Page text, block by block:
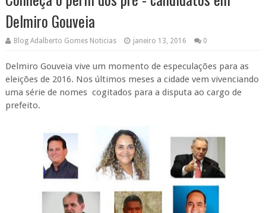
Delmiro Gouveia
Blog Adalberto Gomes Noticias janeiro 13, 2016 0
Delmiro Gouveia vive um momento de especulações para as
eleições de 2016. Nos últimos meses a cidade vem vivenciando
uma série de nomes cogitados para a disputa ao cargo de
prefeito.